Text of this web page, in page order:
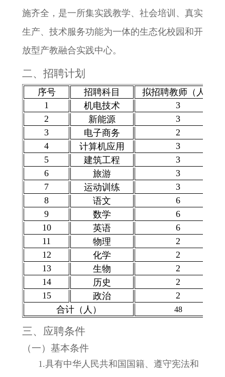
施齐全，是一所集实践教学、社会培训、真实
生产、技术服务功能为一体的生态化校园和开
放型产教融合实践中心。
二、招聘计划
序号 招聘科目
拟招聘教师（人）
1
机电技术
3
2
新能源
3
3
电子商务
2
4
计算机应用
3
5
建筑工程
3
6
旅游
3
7
运动训练
3
8
语文
6
9
数学
6
10
英语
6
11
物理
2
12
化学
2
13
生物
2
14
历史
2
15
政治
2
合计（人）
48
三、应聘条件
（一）基本条件
1.具有中华人民共和国国籍、遵守宪法和